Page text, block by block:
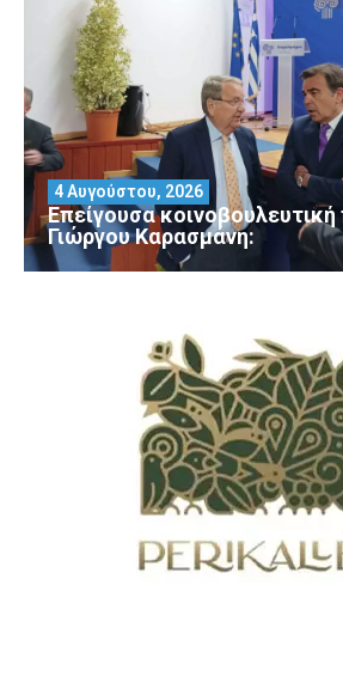
Επείγουσα
Γιώργου Καρασμάνη:
4 Αυγούστου, 2026